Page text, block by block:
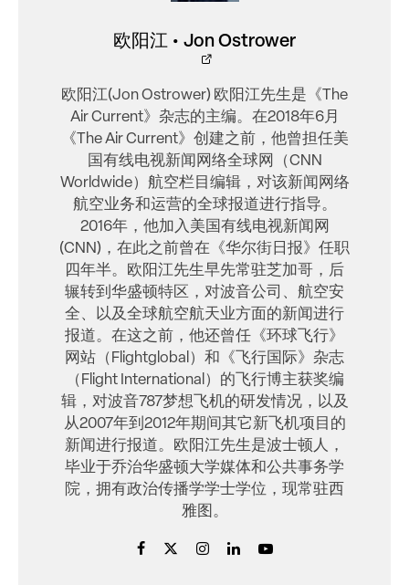
欧阳江 • Jon Ostrower
欧阳江(Jon Ostrower) 欧阳江先生是《The
Air Current》杂志的主编。在2018年6月
《The Air Current》创建之前，他曾担任美
国有线电视新闻网络全球网（CNN
Worldwide）航空栏目编辑，对该新闻网络
航空业务和运营的全球报道进行指导。
2016年，他加入美国有线电视新闻网
(CNN)，在此之前曾在《华尔街日报》任职
四年半。欧阳江先生早先常驻芝加哥，后
辗转到华盛顿特区，对波音公司、航空安
全、以及全球航空航天业方面的新闻进行
报道。在这之前，他还曾任《环球飞行》
网站（Flightglobal）和《飞行国际》杂志
（Flight International）的飞行博主获奖编
辑，对波音787梦想飞机的研发情况，以及
从2007年到2012年期间其它新飞机项目的
新闻进行报道。欧阳江先生是波士顿人，
毕业于乔治华盛顿大学媒体和公共事务学
院，拥有政治传播学学士学位，现常驻西
雅图。